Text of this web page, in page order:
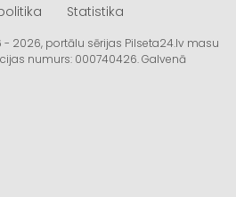
Statistika
- 2026, portālu sērijas Pilseta24.lv masu
numurs: 000740426. Galvenā